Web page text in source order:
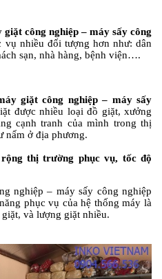
giặt công nghiệp – máy sấy công
vụ nhiều đối tượng hơn như: dân
sạn, nhà hàng, bệnh viện….
giặt công nghiệp – máy sấy
được nhiều loại đồ giặt, xưởng
cạnh tranh của mình trong thị
nấm ở địa phương.
thị trường phục vụ, tốc độ
nghiệp – máy sấy công nghiệp
phục vụ của hệ thống máy là
và lượng giặt nhiều.